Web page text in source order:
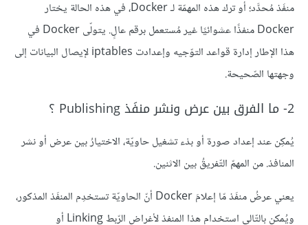
منفَذ مُحدَّد؛ أو ترك هذه المهمّة لـ Docker، في هذه الحالة يختار
Docker منفذًا عشوائيًا غير مُستعمل برقم عالٍ. يتولّى Docker في
هذا الإطار إدارة قواعد التوّجيه وإعدادت iptables لإيصال البيانات إلى
وجهتها الصّحيحة.
2- ما الفرق بين عرض ونشر منفَذ Publishing ؟
يُمكِن عند إعداد صورة أو بدْء تشغيل حاويّة، الاختيارُ بين عرض أو نشر
المنافذ. من المهمّ التّفريقُ بين الاثنين.
يعني عرضُ منفَذ مّا إعلامَ Docker أنّ الحاويّة تستخدِم المنفَذ المذكور،
ويُمكن بالتّالي استخدام هذا المنفذ لأغراض الرّبط Linking أو